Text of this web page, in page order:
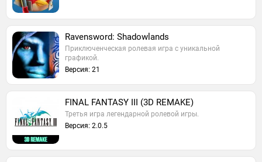
Ravensword: Shadowlands
Приключенческая ролевая игра с уникальной
графикой.
Версия: 21
FINAL FANTASY III (3D REMAKE)
Третья игра легендарной ролевой игры.
Версия: 2.0.5